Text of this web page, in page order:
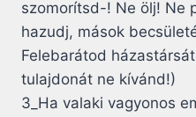
szomorítsd-! Ne ölj! Ne
hazudj, mások
Felebarátod
tulajdonát ne kívánd!)
3_Ha valaki vagyonos